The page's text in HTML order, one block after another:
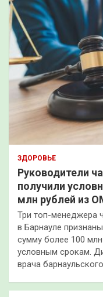
ЗДОРОВЬЕ
Руководители
получили
млн рублей из
Три топ-менеджера
в Барнауле
сумму более 100
условным срокам.
врача